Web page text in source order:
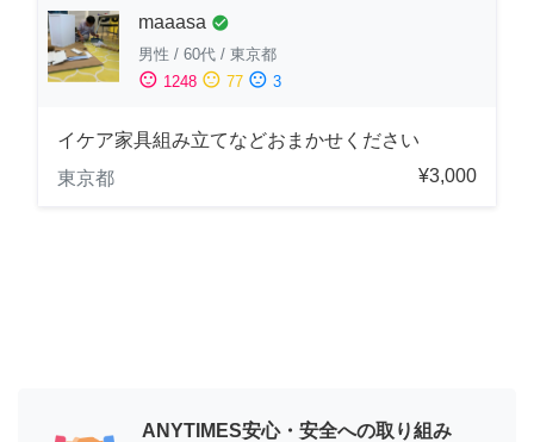
maaasa check_circle
男性 / 60代 / 東京都
sentiment_satisfied 1248 sentiment_neutral 77 sentiment_dissatisfied 3
イケア家具組み立てなどおまかせください
東京都
¥3,000
ANYTIMES安心・安全への取り組み